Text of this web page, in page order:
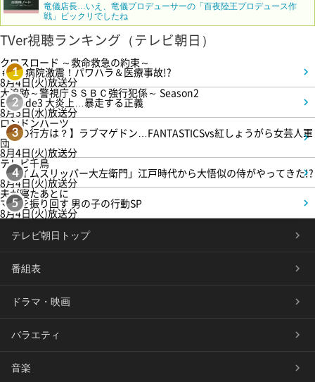
竜儀店長…いえ、竜儀プロデューサーの「百夜陸王プロデュース作
戦」ビックリでしたね
TVer視聴ランキング（テレビ朝日）
1
クロスロード ～救命救急の約束～
＃5 病院激震！パワハラ＆医療事故!?
8月4日(火)放送分
2
大追跡～警視庁ＳＳＢＣ強行犯係～ Season2
Episode3 大炎上…暴走する正義
8月5日(水)放送分
3
ロンドンハーツ
【恋の行方は？】ラブマゲドン…FANTASTICSvs紅しょうがら女芸人軍
団
8月4日(火)放送分
4
テレビ千鳥
「タイムスリッパー大左衛門」江戸時代から大悟似の侍がやってきた!?
8月4日(火)放送分
5
夫が寝たあとに
ママを振り回す 男の子の行動SP
8月4日(火)放送分
テレビ朝日トップ
番組表
ドラマ・映画
バラエティ
音楽